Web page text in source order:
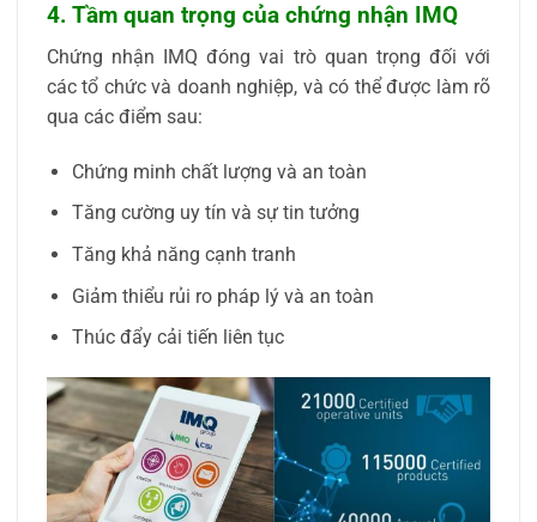
4. Tầm quan trọng của chứng nhận IMQ
Chứng nhận IMQ đóng vai trò quan trọng đối với
các tổ chức và doanh nghiệp, và có thể được làm rõ
qua các điểm sau:
Chứng minh chất lượng và an toàn
Tăng cường uy tín và sự tin tưởng
Tăng khả năng cạnh tranh
Giảm thiểu rủi ro pháp lý và an toàn
Thúc đẩy cải tiến liên tục